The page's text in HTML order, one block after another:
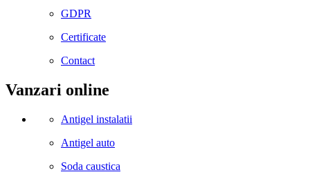
GDPR
Certificate
Contact
Vanzari online
Antigel instalatii
Antigel auto
Soda caustica